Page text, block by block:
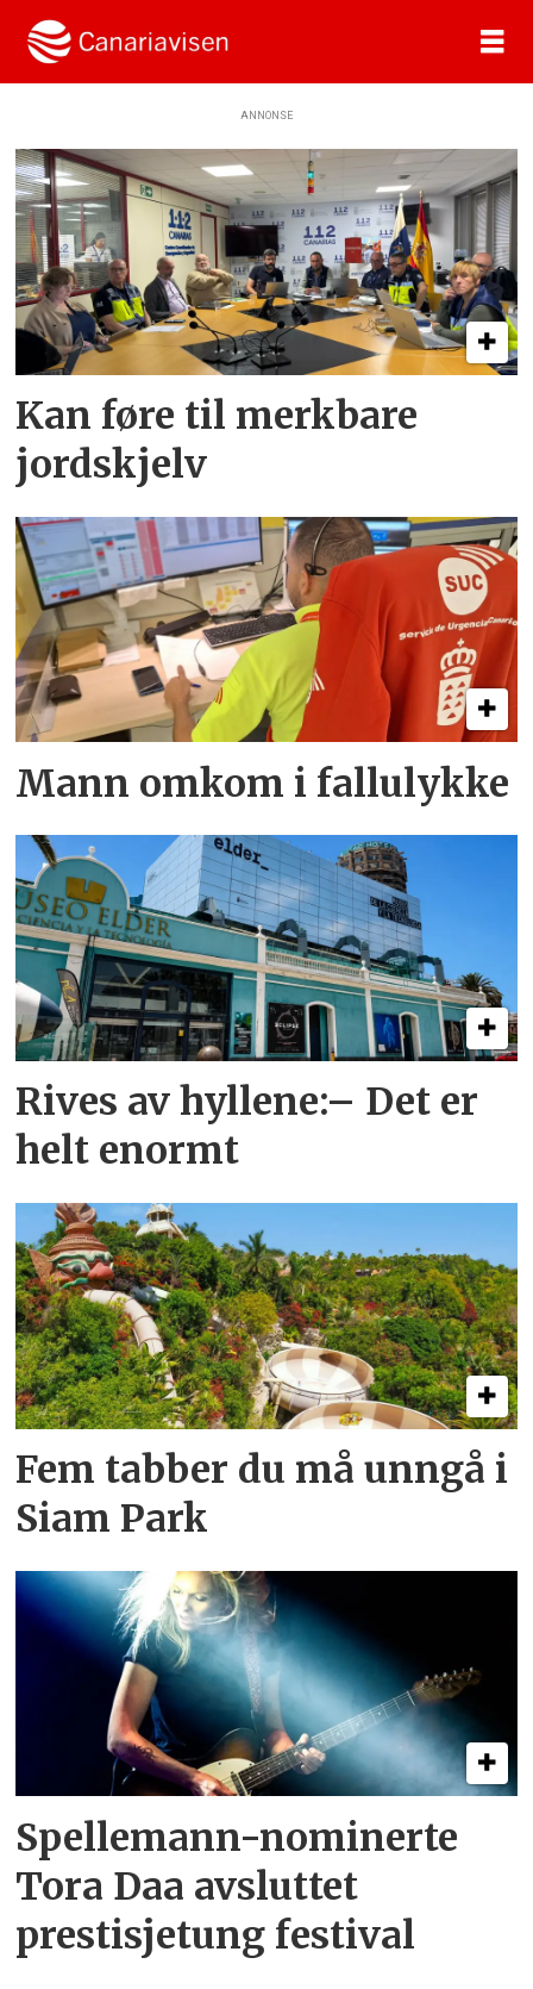
Tag:
tenerife
ANNONSE
Kan føre til merkbare
jordskjelv
Mann omkom i fallulykke
Rives av hyllene:– Det er
helt enormt
Fem tabber du må unngå i
Siam Park
Spellemann-nominerte
Tora Daa avsluttet
prestisjetung festival